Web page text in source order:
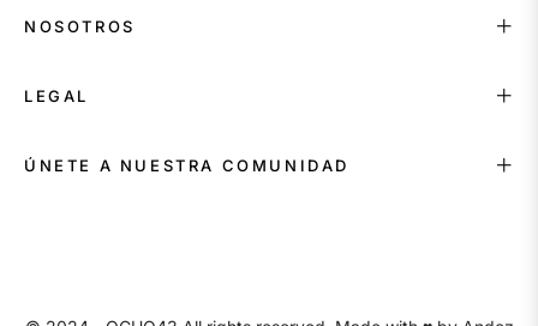
NOSOTROS
LEGAL
ÚNETE A NUESTRA COMUNIDAD